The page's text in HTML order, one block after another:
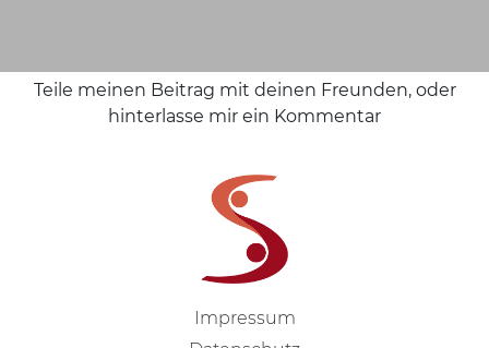
Teile meinen Beitrag mit deinen Freunden, oder
hinterlasse mir ein Kommentar
Impressum